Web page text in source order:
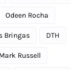
Odeen Rocha
Bringas DTH
Mark Russell